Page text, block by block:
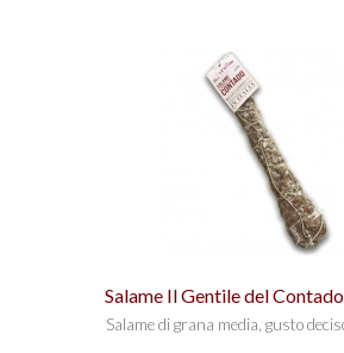
Salame Il Gentile del
Salame di grana media, gusto